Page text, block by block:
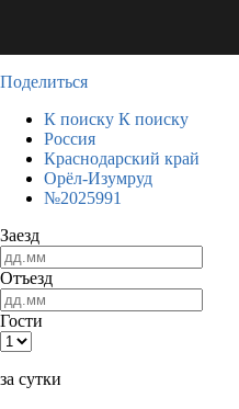
Поделиться
К поиску К поиску
Россия
Краснодарский край
Орёл-Изумруд
№2025991
Заезд
Отъезд
Гости
за сутки